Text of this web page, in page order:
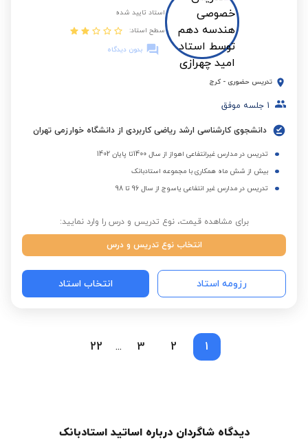
استاد تایید شده
سطح استاد:
بدون دیدگاه
تدریس حضوری - کرج
1 جلسه موفق
دانشجوی کارشناسی ارشد ریاضی کاربردی از دانشگاه خوارزمی تهران
تدریس در مدارس غیرانتفاعی اهواز از سال 1400تا پایان 1402
بیش از شش ماه همکاری با مجموعه استادبانک
تدریس در مدارس غیر انتفاعی یاسوج از سال 96 تا 98
برای مشاهده قیمت، نوع تدریس و درس را وارد نمایید:
انتخاب نوع تدریس و درس
رزومه استاد انتخاب استاد
1
2
3
...
22
دیدگاه شاگردان درباره اساتید استادبانک